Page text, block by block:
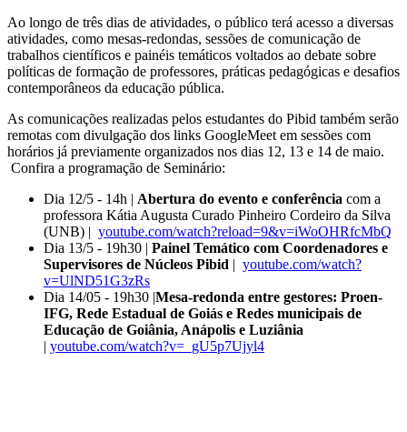
Ao longo de três dias de atividades, o público terá acesso a diversas
atividades, como mesas-redondas, sessões de comunicação de
trabalhos científicos e painéis temáticos voltados ao debate sobre
políticas de formação de professores, práticas pedagógicas e desafios
contemporâneos da educação pública.
As comunicações realizadas pelos estudantes do Pibid também serão
remotas com divulgação dos links GoogleMeet em sessões com
horários já previamente organizados nos dias 12, 13 e 14 de maio.
Confira a programação de Seminário:
Dia 12/5 - 14h | Abertura do evento e conferência com a
professora Kátia Augusta Curado Pinheiro Cordeiro da Silva
(UNB) | youtube.com/watch?reload=9&v=iWoOHRfcMbQ
Dia 13/5 - 19h30 | Painel Temático com Coordenadores e
Supervisores de Núcleos Pibid | youtube.com/watch?
v=UlND51G3zRs
Dia 14/05 - 19h30 |Mesa-redonda entre gestores: Proen-
IFG, Rede Estadual de Goiás e Redes municipais de
Educação de Goiânia, Anápolis e Luziânia
| youtube.com/watch?v=_gU5p7Ujyl4